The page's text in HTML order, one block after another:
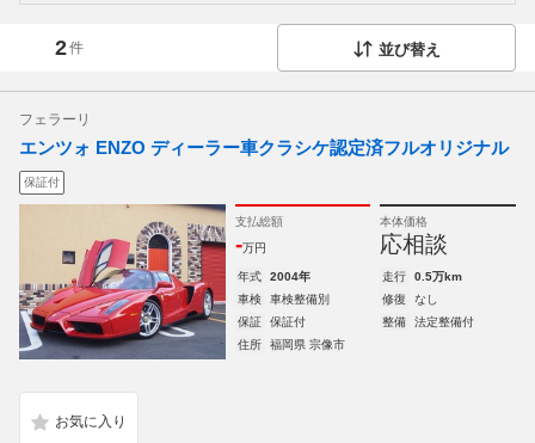
2件 並び替え
フェラーリ
エンツォ ENZO ディーラー車クラシケ認定済フルオリジナル
保証付
支払総額
-万円
本体価格
応相談
年式 2004年 走行
0.5万km
車検
車検整備別 修復
なし
保証
保証付 整備
法定整備付
住所
福岡県 宗像市